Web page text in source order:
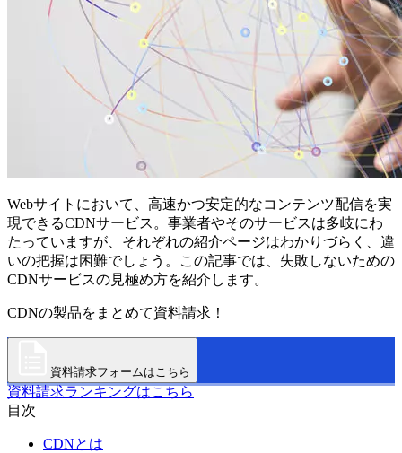
Webサイトにおいて、高速かつ安定的なコンテンツ配信を実
現できるCDNサービス。事業者やそのサービスは多岐にわ
たっていますが、それぞれの紹介ページはわかりづらく、違
いの把握は困難でしょう。この記事では、失敗しないための
CDNサービスの見極め方を紹介します。
CDNの製品をまとめて資料請求！
資料請求フォームはこちら
資料請求ランキングはこちら
目次
CDNとは